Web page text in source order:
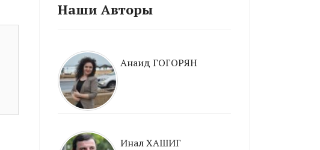
Наши Авторы
Анаид ГОГОРЯН
Инал ХАШИГ